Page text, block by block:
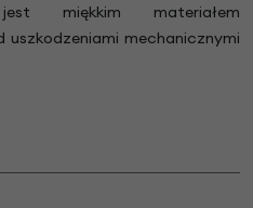
miękkim materiałem
mechanicznymi